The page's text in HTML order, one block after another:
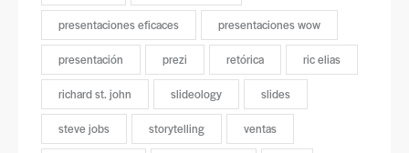
presentaciones eficaces presentaciones wow
presentación prezi retórica ric elias
richard st. john slideology slides
steve jobs storytelling ventas